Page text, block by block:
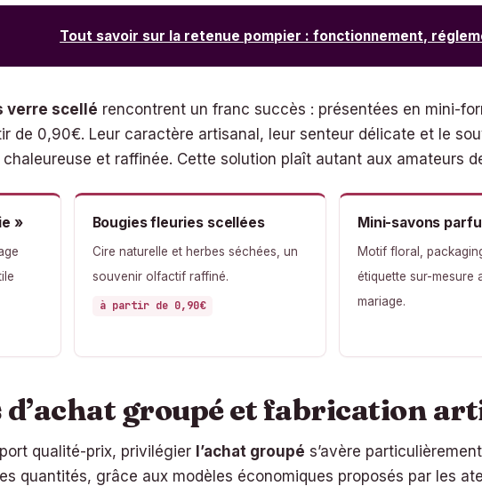
Tout savoir sur la retenue pompier : fonctionnement,
verre scellé rencontrent un franc succès : présentées en mini-
de 0,90€. Leur caractère artisanal, leur senteur délicate et le
et raffinée. Cette solution plaît autant aux amateurs
» Bougies fleuries scellées
Cire naturelle et herbes séchées, un
souvenir olfactif raffiné.
à partir de 0,90€
Mini-savons
Motif floral,
étiquette sur-mesure
mariage.
groupé et fabrication
qualité-prix, privilégier l’achat groupé s’avère
quantités, grâce aux modèles économiques proposés par les